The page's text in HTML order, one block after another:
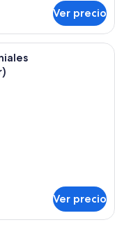
Ver precio
de hotel con una
Ver precio